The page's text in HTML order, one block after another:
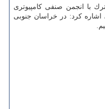
با انجمن صنفی كامپیوتری
اشاره كرد: در خراسان جنوبی